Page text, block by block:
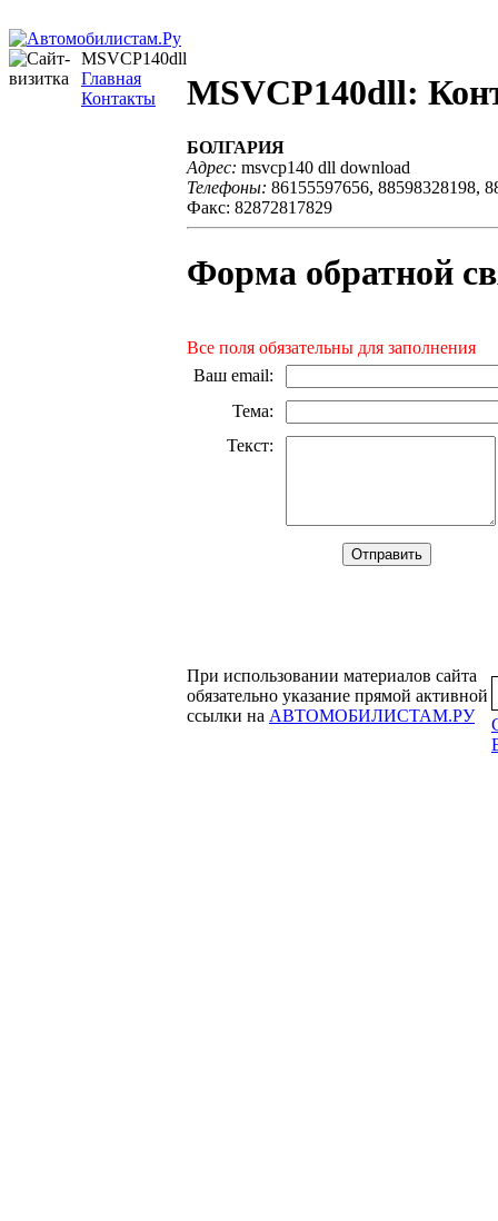
MSVCP140dll
Главная
Контакты
MSVCP140dll:
БОЛГАРИЯ
Адрес: msvcp140 dll download
Телефоны: 86155597656, 88598328198,
Факс: 82872817829
Форма обратной
Все поля обязательны для заполнения
Ваш email:
Тема:
Текст:
При использовании материалов сайта
обязательно указание прямой активной
ссылки на АВТОМОБИЛИСТАМ.РУ